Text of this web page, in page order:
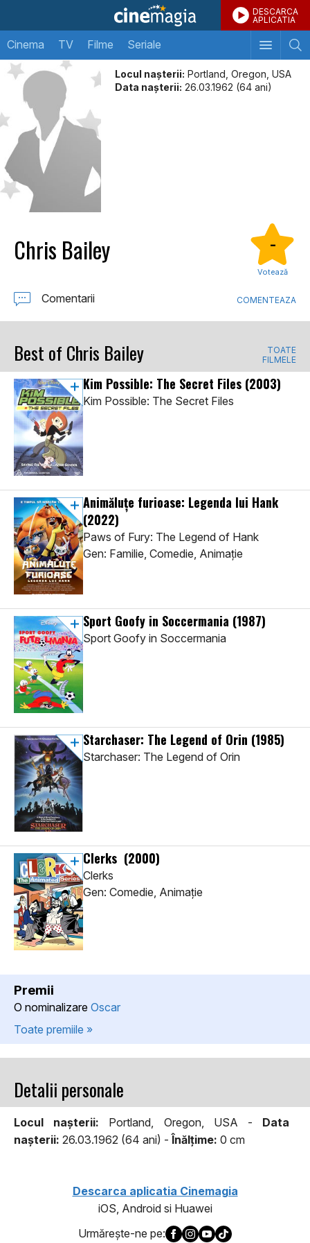
DESCARCA
APLICATIA
Cinema TV Filme Seriale
Locul naşterii: Portland, Oregon, USA
Data naşterii: 26.03.1962 (64 ani)
Chris Bailey -
Votează
Comentarii COMENTEAZA
Best of Chris Bailey
TOATE
FILMELE
Kim Possible: The Secret Files (2003)
Kim Possible: The Secret Files
Animăluțe furioase: Legenda lui Hank
(2022)
Paws of Fury: The Legend of Hank
Gen: Familie, Comedie, Animaţie
Sport Goofy in Soccermania (1987)
Sport Goofy in Soccermania
Starchaser: The Legend of Orin (1985)
Starchaser: The Legend of Orin
Clerks (2000)
Clerks
Gen: Comedie, Animaţie
Premii
O nominalizare Oscar
Toate premiile »
Detalii personale
Locul naşterii: Portland, Oregon, USA - Data
naşterii: 26.03.1962 (64 ani) - Înălţime: 0 cm
Descarca aplicatia Cinemagia
iOS, Android si Huawei
Urmăreşte-ne pe: